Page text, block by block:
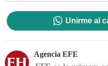
Unirme al
Agencia EFE